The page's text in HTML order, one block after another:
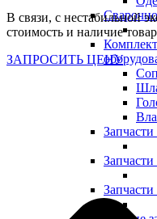
В связи, с нестабильной
стоимость и наличие
ЗАПРОСИТЬ ЦЕНУ